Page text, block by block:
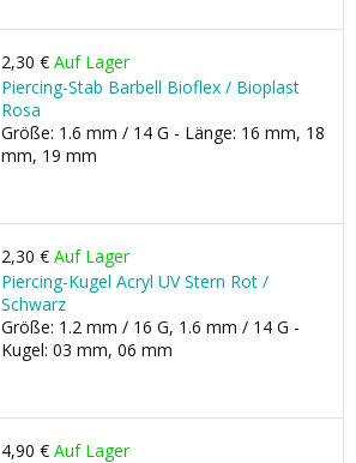
2,30 € Auf Lager
Piercing-Stab Barbell Bioflex / Bioplast
Rosa
Größe: 1.6 mm / 14 G - Länge: 16 mm, 18
mm, 19 mm
2,30 € Auf Lager
Piercing-Kugel Acryl UV Stern Rot /
Schwarz
Größe: 1.2 mm / 16 G, 1.6 mm / 14 G -
Kugel: 03 mm, 06 mm
4,90 € Auf Lager